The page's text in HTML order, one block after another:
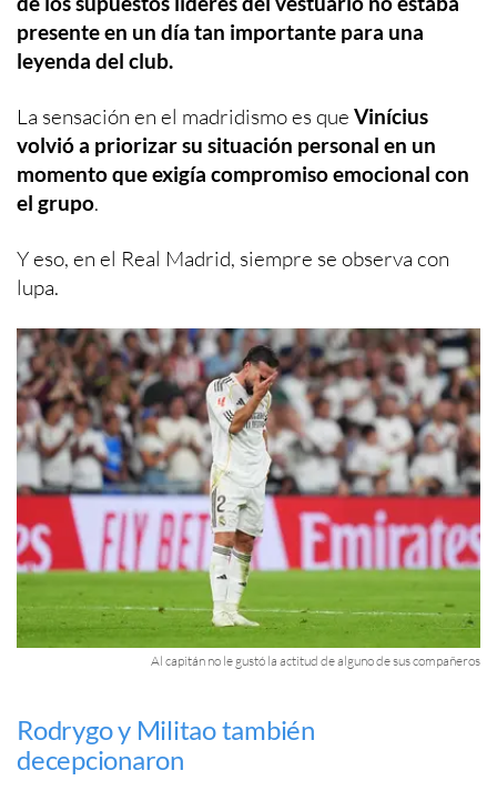
presente en un día tan importante para una
leyenda del club.
La sensación en el madridismo es que Vinícius
volvió a priorizar su situación personal en un
momento que exigía compromiso emocional con
el grupo.
Y eso, en el Real Madrid, siempre se observa con
lupa.
Al capitán no le gustó la actitud de alguno de sus compañeros
Rodrygo y Militao también
decepcionaron